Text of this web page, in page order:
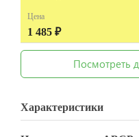
Цена
1 485 ₽
Посмотреть
Характеристики